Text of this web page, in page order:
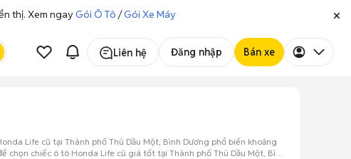
thị. Xem ngayGói Ô Tô /Gói Xe Máy
Liên hệ Đăng nhập Bán xe
Life cũ tại Thành phố Thủ Dầu Một, Bình Dương phổ biến khoảng
chiếc ô tô Honda Life cũ giá tốt tại Thành phố Thủ Dầu Một, Bình